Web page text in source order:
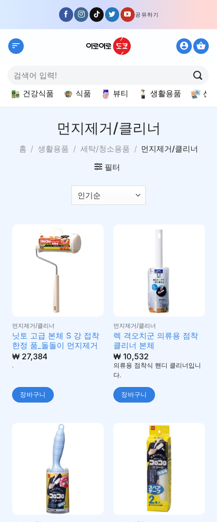
content
공유하기
색:
건강식품 식품 뷰티 생활용품 선
먼지제거/클리너
홈 / 생활용품 / 세탁/청소용품 / 먼지제거/클리너
필터
먼지제거/클리너
닛토 고급 본체 S 강 접착
한정 품_돌돌이 먼지제거
₩27,384
.
장바구니
먼지제거/클리너
렉 격오치군 의류용 점착
클리너 본체
₩10,532
의류용 점착식 핸디 클리너입니
다.
장바구니